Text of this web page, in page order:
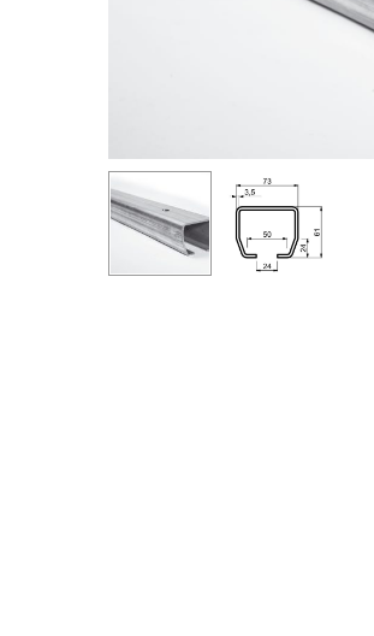
Spauskite "Enter", kad